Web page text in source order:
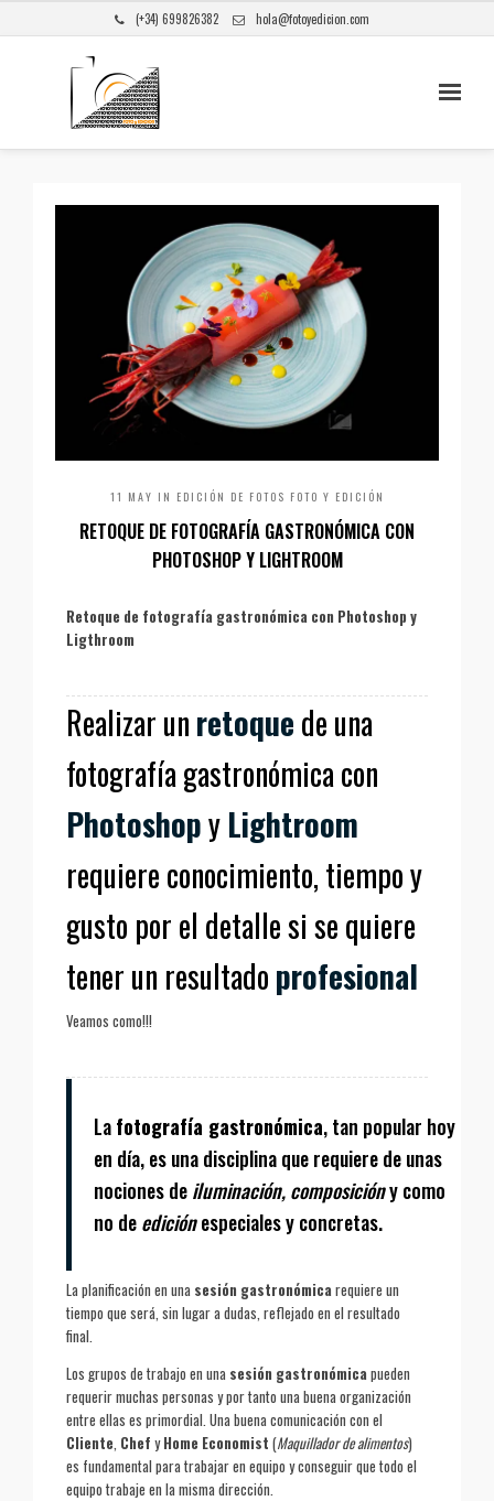
(+34) 699826382 hola@fotoyedicion.com
11 MAY IN EDICIÓN DE FOTOS FOTO Y EDICIÓN
RETOQUE DE FOTOGRAFÍA GASTRONÓMICA CON
PHOTOSHOP Y LIGHTROOM
Retoque de fotografía gastronómica con Photoshop y
Ligthroom
Realizar unretoquede una
fotografía gastronómica con
PhotoshopyLightroom
requiere conocimiento, tiempo y
gusto por el detalle si se quiere
tener un resultadoprofesional
Veamos como!!!
Lafotografía gastronómica, tan popular hoy
en día, es una disciplina que requiere de unas
nociones deiluminación, composicióny como
no deediciónespeciales y concretas.
La planificación en una sesión gastronómica requiere un
tiempo que será, sin lugar a dudas, reflejado en el resultado
final.
Los grupos de trabajo en una sesión gastronómica pueden
requerir muchas personas y por tanto una buena organización
entre ellas es primordial. Una buena comunicación con el
Cliente Chef yHome Economist (Maquillador de alimentos)
es fundamental para trabajar en equipo y conseguir que todo el
equipo trabaje en la misma dirección.